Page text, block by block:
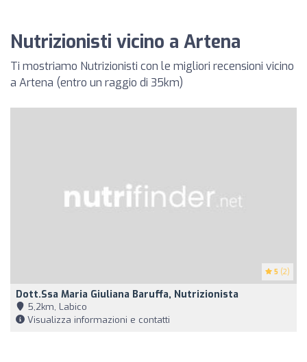
Nutrizionisti vicino a Artena
Ti mostriamo Nutrizionisti con le migliori recensioni vicino
a Artena (entro un raggio di 35km)
5 (2)
Dott.ssa Maria Giuliana Baruffa, Nutrizionista
5,2km, Labico
Visualizza informazioni e contatti